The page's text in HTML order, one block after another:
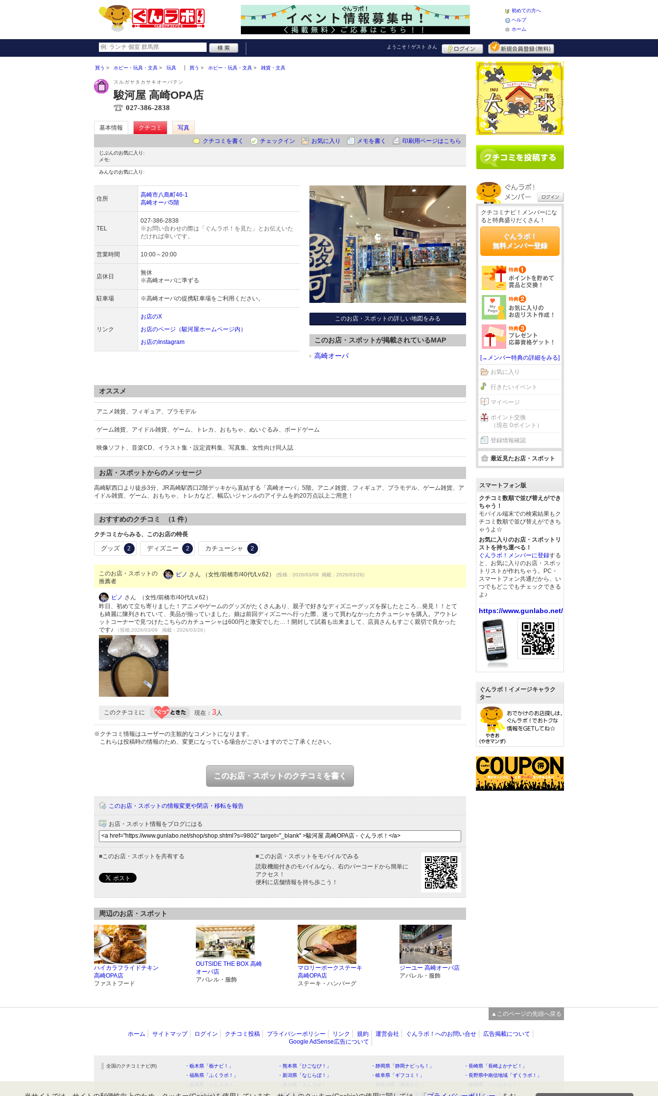
初めての方へ
ヘルプ
ホーム
ようこそ！ ゲスト さん
買う ホビー・玩具・文具 玩具 買う ホビー・玩具・文具 雑貨・文具
スルガヤタカサキオーパテン
駿河屋 高崎OPA店
027-386-2838
基本情報 クチコミ
写真
クチコミを書く
チェックイン お気に入り メモを書く 印刷用ページはこちら
じぶんのお気に入り:
メモ:
みんなのお気に入り:
住所
高崎市八島町46-1
高崎オーパ5階
TEL
027-386-2838
※お問い合わせの際は「ぐんラボ！を見た」とお伝えいた
だければ幸いです。
営業時間 10:00～20:00
店休日
無休
※高崎オーパに準ずる
駐車場 ※高崎オーパの提携駐車場をご利用ください。
リンク
お店のX
お店のページ（駿河屋ホームページ内）
お店のInstagram
このお店・スポットの詳しい地図をみる
このお店・スポットが掲載されているMAP
高崎オーパ
オススメ
アニメ雑貨、フィギュア、プラモデル
ゲーム雑貨、アイドル雑貨、ゲーム、トレカ、おもちゃ、ぬいぐるみ、ボードゲーム
映像ソフト、音楽CD、イラスト集・設定資料集、写真集、女性向け同人誌
お店・スポットからのメッセージ
高崎駅西口より徒歩3分、JR高崎駅西口2階デッキから直結する「高崎オーパ」5階。アニメ雑貨、フィギュア、プラモデル、ゲーム雑貨、ア
イドル雑貨、ゲーム、おもちゃ、トレカなど、幅広いジャンルのアイテムを約20万点以上ご用意！
おすすめのクチコミ （1 件）
クチコミからみる、このお店の特長
グッズ 2 ディズニー 2 カチューシャ 2
このお店・スポットの
推薦者
ピノ さん （女性/前橋市/40代/Lv.62） (投稿：2026/03/09 掲載：2026/03/26)
ピノ さん （女性/前橋市/40代/Lv.62）
昨日、初めて立ち寄りました！アニメやゲームのグッズがたくさんあり、親子で好きなディズニーグッズを探したところ…発見！！とて
も綺麗に陳列されていて、美品が揃っていました。娘は前回ディズニーへ行った際、迷って買わなかったカチューシャを購入。アウトレ
ットコーナーで見つけたこちらのカチューシャは600円と激安でした…！開封して試着も出来まして、店員さんもすごく親切で良かった
です♪
（投稿:2026/03/09 掲載：2026/03/26）
このクチコミに 現在： 3 人
※クチコミ情報はユーザーの主観的なコメントになります。
これらは投稿時の情報のため、変更になっている場合がございますのでご了承ください。
このお店・スポットのクチコミを書く
このお店・スポットの情報変更や閉店・移転を報告
お店・スポット情報をブログにはる
■ このお店・スポットを共有する ■ このお店・スポットをモバイルでみる
読取機能付きのモバイルなら、右のバーコードから簡単に
アクセス！
便利に店舗情報を持ち歩こう！
周辺のお店・スポット
ハイカラフライドチキン
高崎OPA店
ファストフード
OUTSIDE THE BOX 高崎
オーパ店
アパレル・服飾
マロリーポークステーキ
高崎OPA店
ステーキ・ハンバーグ
ジーユー 高崎オーパ店
アパレル・服飾
クチコミナビ！メンバーにな
ると特典盛りだくさん！
ぐんラボ！
無料メンバー登録
[→メンバー特典の詳細をみる]
お気に入り
行きたいイベント
マイページ
ポイント交換
（現在 0ポイント）
登録情報確認
最近見たお店・スポット
スマートフォン版
クチコミ数順で並び替えができ
ちゃう！
モバイル端末での検索結果もク
チコミ数順で並び替えができち
ゃうよ☆
お気に入りのお店・スポットリ
ストを持ち運べる！
ぐんラボ！メンバーに登録する
と、お気に入りのお店・スポッ
トリストが作れちゃう。PC・
スマートフォン共通だから、い
つでもどこでもチェックできる
よ♪
https://www.gunlabo.net/
ぐんラボ！イメージキャラク
ター
▲このページの先頭へ戻る
ホーム サイトマップ ログイン クチコミ投稿 プライバシーポリシー リンク 規約 運営会社 ぐんラボ！へのお問い合せ
広告掲載について
Google AdSense広告について
全国のクチコミナビ(R) ・栃木県「栃ナビ！」 ・熊本県「ひごなび！」 ・静岡県「静岡ナビっち！」
・長崎県「長崎よかナビ！」
・福島県「ふくラボ！」
・新潟県「なじらぼ！」 ・岐阜県「ギフコミ！」
・長野県中南信地域「ずくラボ！」
・石川県「金沢ラボ！」
・鹿児島県「かごぶら！」 ・埼玉県北部地域「彩北なび！」 ・高知県「こうちドン！」